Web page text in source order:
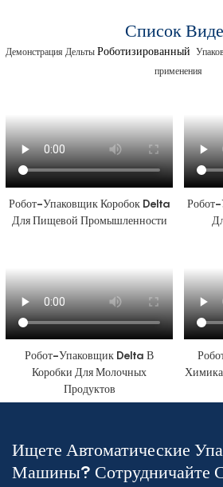
Список
Демонстрация Дельты Роботизированный
применения
Робот-Упаковщик Коробок Delta
Для Пищевой Промышленности
Робот-Упаковщик Delta В
Коробки Для Молочных
Продуктов
Ищете Автоматические
Машины? Сотрудничайте